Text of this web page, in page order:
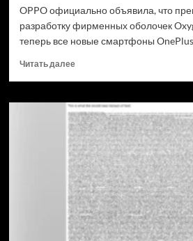
OPPO официально объявила, что
разработку фирменных оболочек
теперь все новые смартфоны
Читать далееПрочитать
OPPO
прекращает
поддержку
OxygenOS
и
Realme
UI
—
OnePlus
и
realme